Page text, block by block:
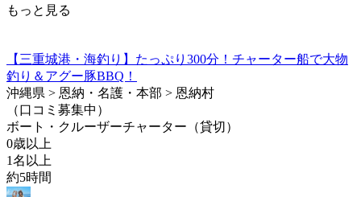
もっと見る
【三重城港・海釣り】たっぷり300分！チャーター船で大物
釣り＆アグー豚BBQ！
沖縄県 > 恩納・名護・本部 > 恩納村
（口コミ募集中）
ボート・クルーザーチャーター（貸切）
0歳以上
1名以上
約5時間